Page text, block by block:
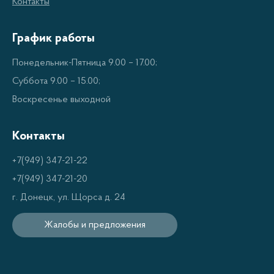
прочные алюминиевые корпуса, которые
Орешницы BQ
использования и имеют широкий выбор размеров и
График работы
Понедельник-Пятница 9.00 – 17.00;
Суббота 9.00 – 15.00;
Воскресенье выходной
Контакты
+7(949) 347-21-22
+7(949) 347-21-20
г. Донецк, ул. Щорса д. 24
Жалобы и предложения